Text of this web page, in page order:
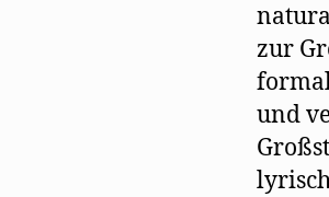
zur
und